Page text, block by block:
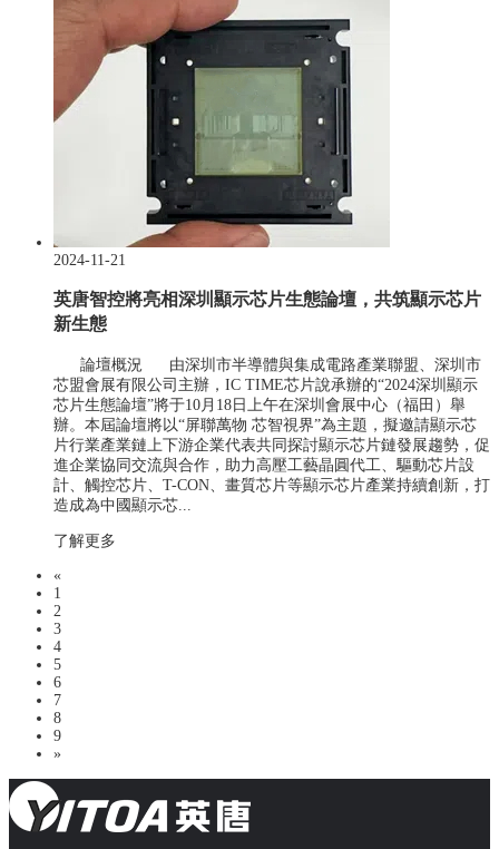
2024-11-21
英唐智控將亮相深圳顯示芯片生態論壇，共筑顯示芯片
新生態
論壇概況 由深圳市半導體與集成電路產業聯盟、深圳市
芯盟會展有限公司主辦，IC TIME芯片說承辦的“2024深圳顯示
芯片生態論壇”將于10月18日上午在深圳會展中心（福田）舉
辦。本屆論壇將以“屏聯萬物 芯智視界”為主題，擬邀請顯示芯
片行業產業鏈上下游企業代表共同探討顯示芯片鏈發展趨勢，促
進企業協同交流與合作，助力高壓工藝晶圓代工、驅動芯片設
計、觸控芯片、T-CON、畫質芯片等顯示芯片產業持續創新，打
造成為中國顯示芯...
了解更多
«
1
2
3
4
5
6
7
8
9
»